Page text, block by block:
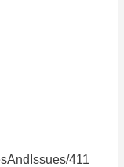
411